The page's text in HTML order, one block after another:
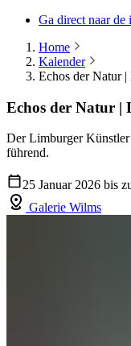
Ga direct naar de
Home
Kalender
Echos der Natur
Echos der Natur |
Der Limburger Künstler
führend.
25 Januar 2026 bis
Galerie Wilms